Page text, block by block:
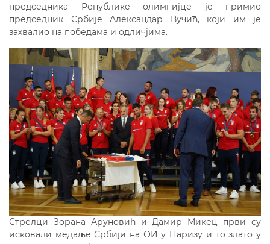
председника Републике олимпијце је примио
председник Србије Александар Вучић, који им је
захвалио на победама и одличјима.
Стрелци Зорана Аруновић и Дамир Микец први су
исковали медаље Србији на ОИ у Паризу и то злато у